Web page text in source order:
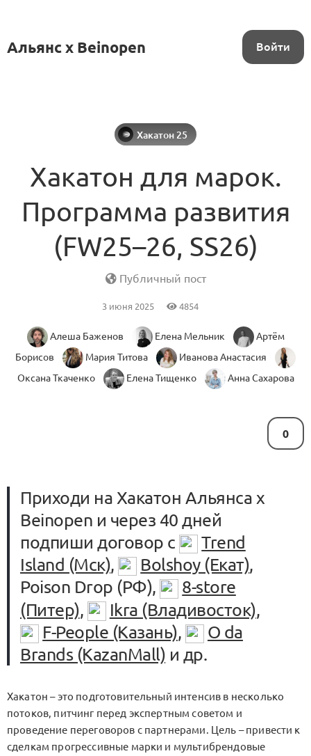
Альянс x Beinopen Войти
Хакатон 25
Хакатон для марок.
Программа развития
(FW25–26, SS26)
Публичный пост
3 июня 2025 4854
Алеша Баженов Елена Мельник
Артём
Борисов
Мария Титова
Иванова Анастасия
Оксана Ткаченко
Елена Тищенко Анна Сахарова
0
Приходи на Хакатон Альянса x
Beinopen и через 40 дней
подпиши договор с
Trend
Island (Мск), Bolshoy (Екат),
Poison Drop (РФ),
8-store
(Питер), Ikra (Владивосток),
F-People (Казань),
O da
Brands (KazanMall) и др.
Хакатон – это подготовительный интенсив в несколько
потоков, питчинг перед экспертным советом и
проведение переговоров с партнерами. Цель – привести к
сделкам прогрессивные марки и мультибрендовые